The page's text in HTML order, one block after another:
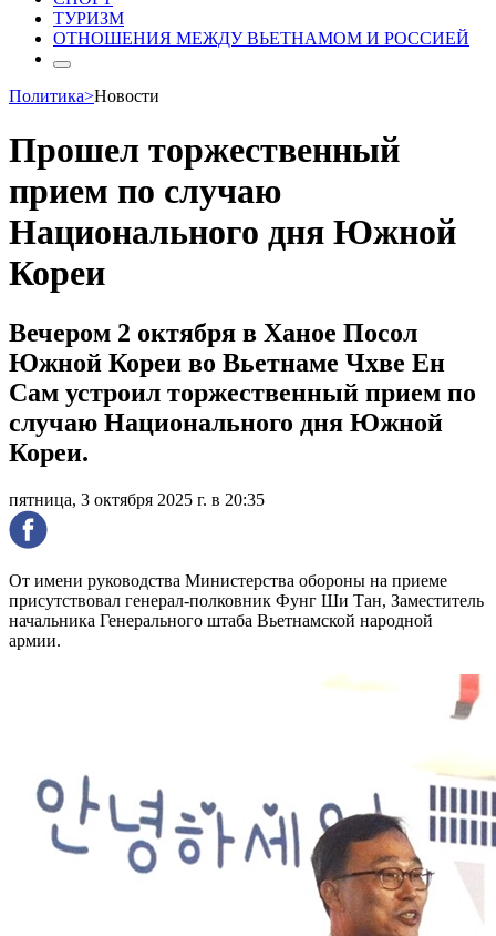
ТУРИЗМ
ОТНОШЕНИЯ МЕЖДУ ВЬЕТНАМОМ И РОССИЕЙ
Политика>Новости
Прошел торжественный
прием по случаю
Национального дня Южной
Кореи
Вечером 2 октября в Ханое Посол
Южной Кореи во Вьетнаме Чхве Ен
Сам устроил торжественный прием по
случаю Национального дня Южной
Кореи.
пятница, 3 октября 2025 г. в 20:35
От имени руководства Министерства обороны на приеме
присутствовал генерал-полковник Фунг Ши Тан, Заместитель
начальника Генерального штаба Вьетнамской народной
армии.